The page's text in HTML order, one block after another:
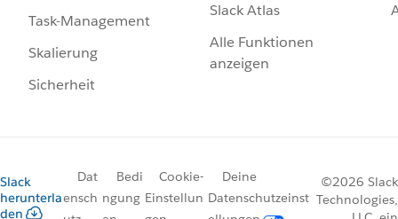
Task-Management
Skalierung
Sicherheit
Slack Atlas
Alle Funktionen
anzeigen
Slack
herunterla
den
Dat
ensch
Bedi
ngung
Cookie-
Einstellun
Deine
Datenschutzeinst
©2026 Slack
Technologies,